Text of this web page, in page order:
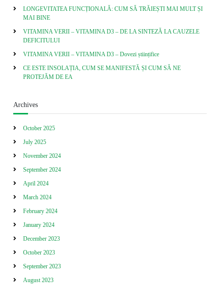
LONGEVITATEA FUNCȚIONALĂ: CUM SĂ TRĂIEȘTI MAI MULT ȘI
MAI BINE
VITAMINA VERII – VITAMINA D3 – DE LA SINTEZĂ LA CAUZELE
DEFICITULUI
VITAMINA VERII – VITAMINA D3 – Dovezi științifice
CE ESTE INSOLAȚIA, CUM SE MANIFESTĂ ȘI CUM SĂ NE
PROTEJĂM DE EA
Archives
October 2025
July 2025
November 2024
September 2024
April 2024
March 2024
February 2024
January 2024
December 2023
October 2023
September 2023
August 2023